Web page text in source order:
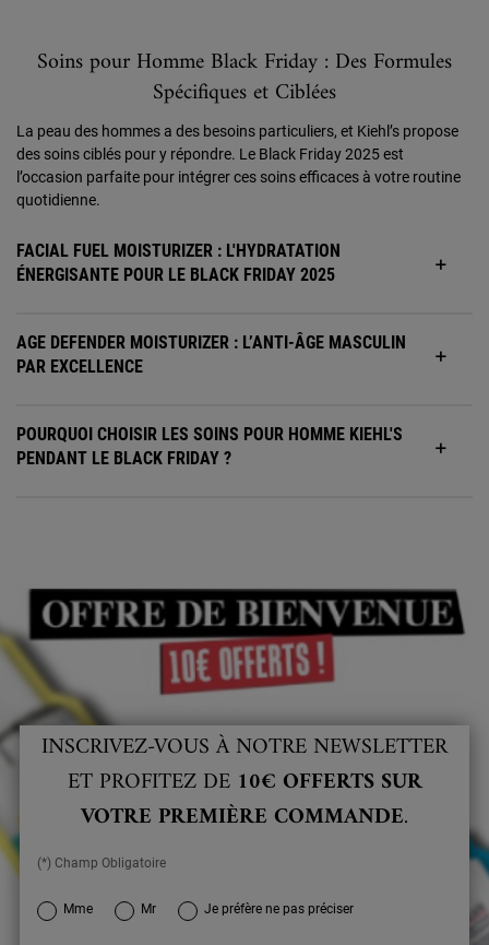
Soins pour Homme Black Friday : Des Formules
Spécifiques et Ciblées
La peau des hommes a des besoins particuliers, et Kiehl’s propose
des soins ciblés pour y répondre. Le Black Friday 2025 est
l’occasion parfaite pour intégrer ces soins efficaces à votre routine
quotidienne.
FACIAL FUEL MOISTURIZER : L'HYDRATATION
ÉNERGISANTE POUR LE BLACK FRIDAY 2025
AGE DEFENDER MOISTURIZER : L’ANTI-ÂGE MASCULIN
PAR EXCELLENCE
POURQUOI CHOISIR LES SOINS POUR HOMME KIEHL'S
PENDANT LE BLACK FRIDAY ?
INSCRIVEZ-VOUS À NOTRE NEWSLETTER
ET PROFITEZ DE 10€ OFFERTS SUR
VOTRE PREMIÈRE COMMANDE.
(*) Champ Obligatoire
newslettersignup.title.legend
Mme Mr Je préfère ne pas préciser